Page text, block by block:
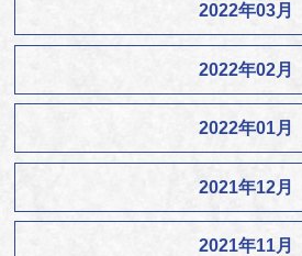
2022年03月
2022年02月
2022年01月
2021年12月
2021年11月